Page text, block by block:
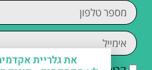
את גלריית